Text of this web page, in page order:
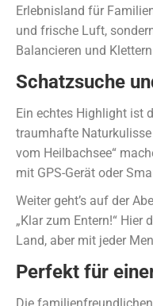
Erlebnisland für
und frische Luft,
Balancieren und
Schatzsuche
Ein echtes Highlight ist
traumhafte
vom Heilbachsee“
mit GPS-Gerät oder
Weiter geht’s auf der
„Klar zum Entern!“
Land, aber mit jeder
Perfekt für